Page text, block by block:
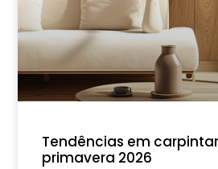
Tendências em
primavera 2026